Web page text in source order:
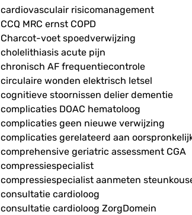
cardiovasculair risicomanagement
CCQ MRC ernst COPD
Charcot-voet spoedverwijzing
cholelithiasis acute pijn
chronisch AF frequentiecontrole
circulaire wonden elektrisch letsel
cognitieve stoornissen delier dementie
complicaties DOAC hematoloog
complicaties geen nieuwe verwijzing
complicaties gerelateerd aan
comprehensive geriatric assessment CGA
compressiespecialist
compressiespecialist aanmeten
consultatie cardioloog
consultatie cardioloog ZorgDomein